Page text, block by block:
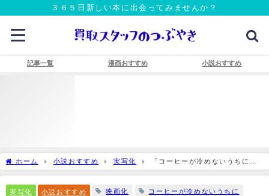
３６５日新しい本に出会ってみませんか？
記事一覧 漫画おすすめ 小説おすすめ
ホーム 小説おすすめ 実写化
「コーヒーが冷めないうちに」
相関図で見る原作と映画の違い
実写化 小説おすすめ 映画化 コーヒーが冷めないうちに